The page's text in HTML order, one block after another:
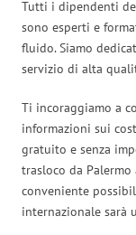
Tutti i dipendenti
sono esperti e
fluido. Siamo
servizio di alta
Ti incoraggiamo a
informazioni sui
gratuito e senza
trasloco da
conveniente
internazionale sarà